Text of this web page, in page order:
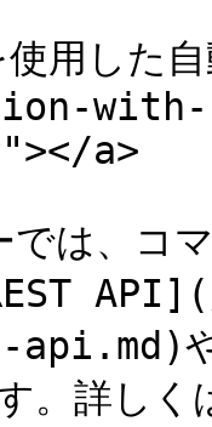
用した
with-
a>
は、コ
や
。詳し